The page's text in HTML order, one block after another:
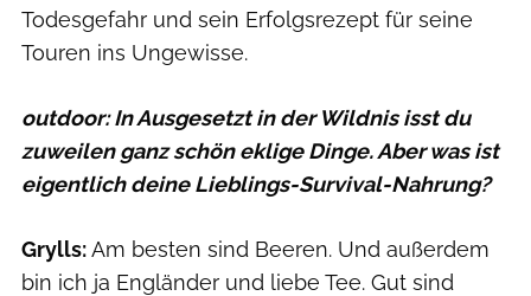
Todesgefahr und sein Erfolgsrezept für seine
Touren ins Ungewisse.
outdoor: In Ausgesetzt in der Wildnis isst du
zuweilen ganz schön eklige Dinge. Aber was ist
eigentlich deine Lieblings-Survival-Nahrung?
Grylls:Am besten sind Beeren. Und außerdem
bin ich ja Engländer und liebe Tee. Gut sind